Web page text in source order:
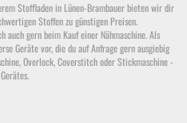
Stoffladen in Lünen-Brambauer bieten wir dir
Stoffen zu günstigen Preisen.
gern beim Kauf einer Nähmaschine. Als
Geräte vor, die du auf Anfrage gern ausgiebig
Overlock, Coverstitch oder Stickmaschine -